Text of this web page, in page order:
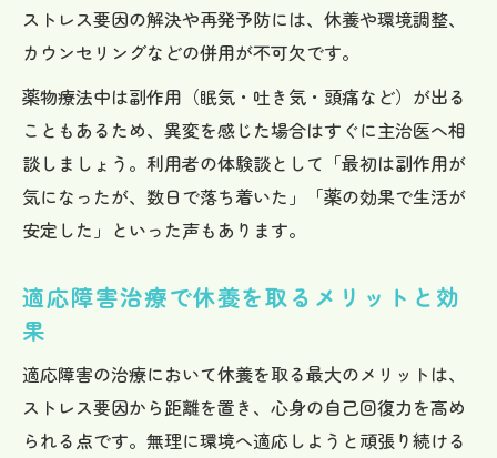
ストレス要因の解決や再発予防には、休養や環境調整、
カウンセリングなどの併用が不可欠です。
薬物療法中は副作用（眠気・吐き気・頭痛など）が出る
こともあるため、異変を感じた場合はすぐに主治医へ相
談しましょう。利用者の体験談として「最初は副作用が
気になったが、数日で落ち着いた」「薬の効果で生活が
安定した」といった声もあります。
適応障害治療で休養を取るメリットと効
果
適応障害の治療において休養を取る最大のメリットは、
ストレス要因から距離を置き、心身の自己回復力を高め
られる点です。無理に環境へ適応しようと頑張り続ける